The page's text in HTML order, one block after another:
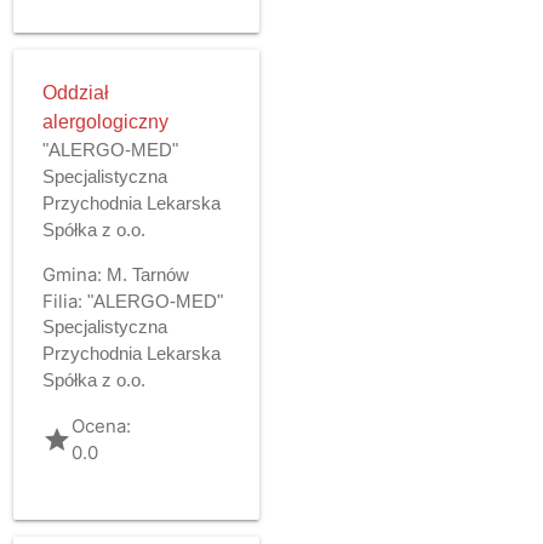
Oddział
alergologiczny
"ALERGO-MED"
Specjalistyczna
Przychodnia Lekarska
Spółka z o.o.
Gmina: M. Tarnów
Filia: "ALERGO-MED"
Specjalistyczna
Przychodnia Lekarska
Spółka z o.o.
gradeOcena:
0.0